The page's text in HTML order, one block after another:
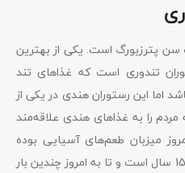
پترزبورگ است. یکی از بهترین
تندوری است که غذاهای تند
اما این رستوران هندی در یکی از
را به غذاهای هندی علاقه‌مند
میزبان طعم‌های آسیایی بوده
است. قدمت این رستوران بیش از 15 سال است و تا به امروز چندین بار